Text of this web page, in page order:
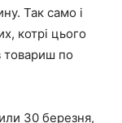
Так само і
котрі цього
товариш по
30 березня,